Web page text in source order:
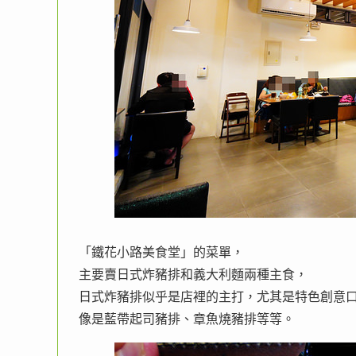
「鐵花小路美食堂」的菜單，
主要賣日式炸豬排和義大利麵兩種主食，
日式炸豬排似乎是店裡的主打，尤其是特色創意
像是藍帶起司豬排、章魚燒豬排等等。